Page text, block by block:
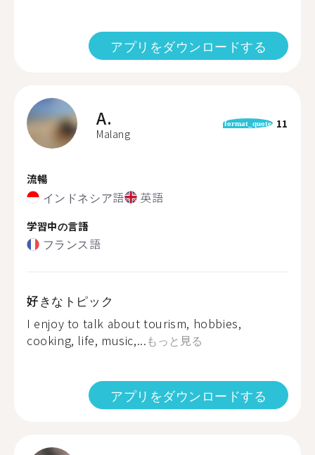
アプリをダウンロードする
A.
Malang
format_quote 11
流暢
インドネシア語 英語
学習中の言語
フランス語
好きなトピック
I enjoy to talk about tourism, hobbies,
cooking, life, music,...もっと見る
アプリをダウンロードする